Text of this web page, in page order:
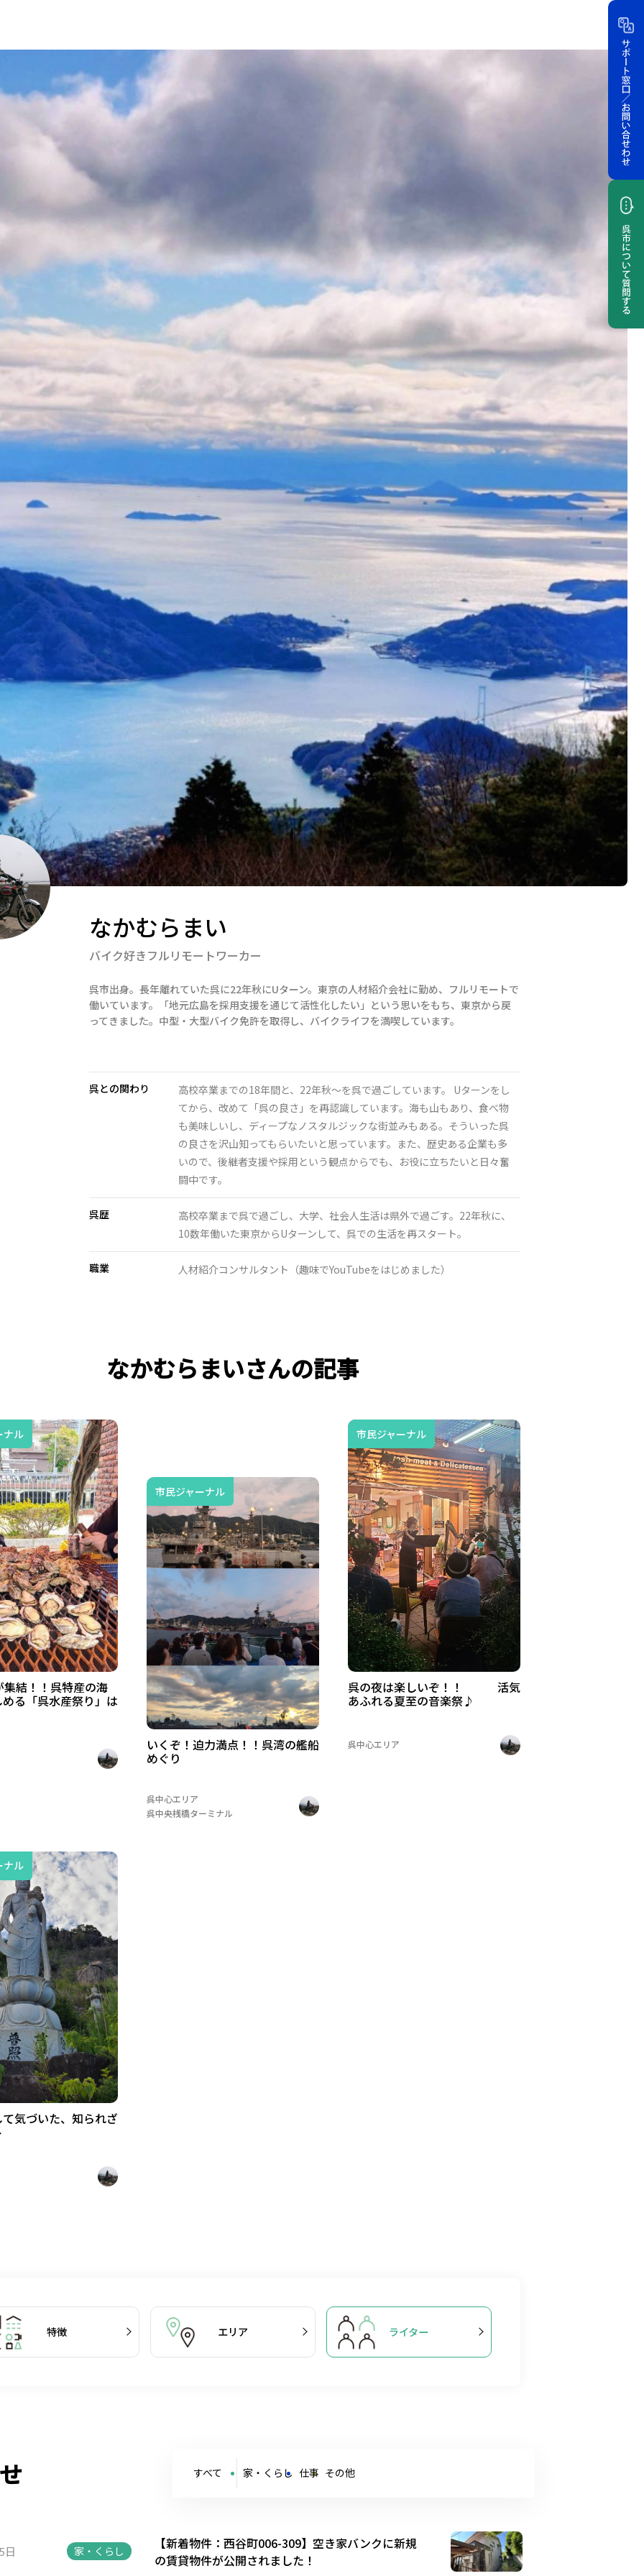
なかむらまい
バイク好きフルリモートワーカー
呉市出身。長年離れていた呉に22年秋にUターン。東京の人材紹介会社に勤め、フルリモートで
働いています。「地元広島を採用支援を通じて活性化したい」という思いをもち、東京から戻
ってきました。中型・大型バイク免許を取得し、バイクライフを満喫しています。
呉との関わり
高校卒業までの18年間と、22年秋～を呉で過ごしています。 Uターンをし
てから、改めて「呉の良さ」を再認識しています。海も山もあり、食べ物
も美味しいし、ディープなノスタルジックな街並みもある。そういった呉
の良さを沢山知ってもらいたいと思っています。また、歴史ある企業も多
いので、後継者支援や採用という観点からでも、お役に立ちたいと日々奮
闘中です。
呉歴
高校卒業まで呉で過ごし、大学、社会人生活は県外で過ごす。22年秋に、
10数年働いた東京からUターンして、呉での生活を再スタート。
職業 人材紹介コンサルタント（趣味でYouTubeをはじめました）
なかむらまいさんの記事
ナル
集結！！呉特産の海
る「呉水産祭り」は
市民ジャーナル
いくぞ！迫力満点！！呉湾の艦船
めぐり
呉中心エリア
呉中央桟橋ターミナル
市民ジャーナル
呉の夜は楽しいぞ！！ 活気
あふれる夏至の音楽祭♪
呉中心エリア
ナル
気づいた、知られざ
特徴 エリア ライター
すべて 家・くらし 仕事 その他
日 家・くらし
【新着物件：西谷町006-309】空き家バンクに新規
の賃貸物件が公開されました！